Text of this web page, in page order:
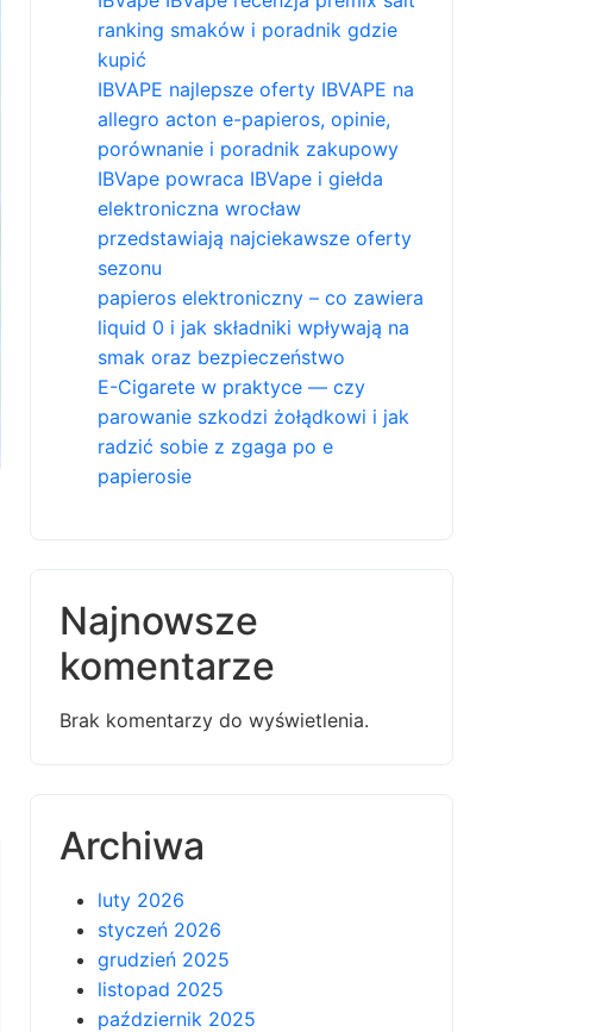
ranking smaków i poradnik gdzie
kupić
IBVAPE najlepsze oferty IBVAPE na
allegro acton e-papieros, opinie,
porównanie i poradnik zakupowy
IBVape powraca IBVape i giełda
elektroniczna wrocław
przedstawiają najciekawsze oferty
sezonu
papieros elektroniczny – co zawiera
liquid 0 i jak składniki wpływają na
smak oraz bezpieczeństwo
E-Cigarete w praktyce — czy
parowanie szkodzi żołądkowi i jak
radzić sobie z zgaga po e
papierosie
Najnowsze
komentarze
Brak komentarzy do wyświetlenia.
Archiwa
luty 2026
styczeń 2026
grudzień 2025
listopad 2025
październik 2025